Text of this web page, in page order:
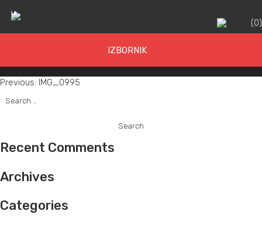
IZBORNIK
(0)
IMG_0995
Post
navigation
Previous: IMG_0995
for:
Recent Comments
Archives
Categories